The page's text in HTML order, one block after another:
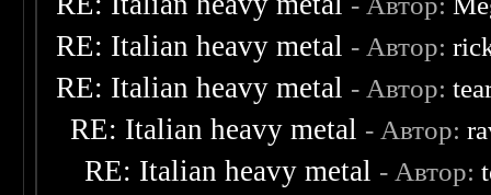
RE: Italian heavy metal - Автор:
RE: Italian heavy metal - Автор:
RE: Italian heavy metal - Автор:
RE: Italian heavy metal - Автор: